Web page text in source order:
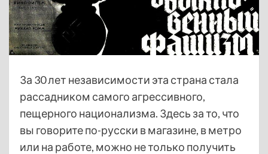
За 30 лет независимости эта страна стала
рассадником самого агрессивного,
пещерного национализма. Здесь за то, что
вы говорите по-русски в магазине, в метро
или на работе, можно не только получить